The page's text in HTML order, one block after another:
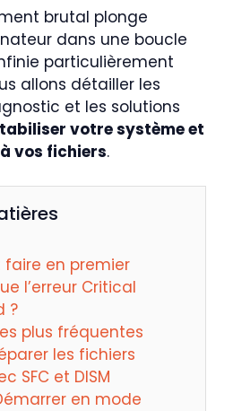
brutal plonge
dans une boucle
particulièrement
allons détailler les
et les solutions
votre système et
vos fichiers.
faire en premier
l’erreur Critical
?
plus fréquentes
les fichiers
SFC et DISM
en mode